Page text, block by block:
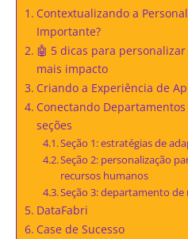
Contextualizando a
Importante?
🤖 5 dicas para
mais impacto
Criando a Experiência de
Conectando
seções
Seção 1: estratégias de
Seção 2: personalização
recursos humanos
Seção 3: departamento de
DataFabri
Case de Sucesso